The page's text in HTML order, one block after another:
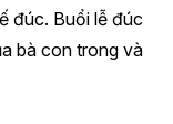
đúc. Buổi lễ đúc
bà con trong và